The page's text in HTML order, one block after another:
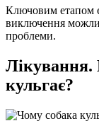
Ключовим етапом
виключення
проблеми.
кульгає?